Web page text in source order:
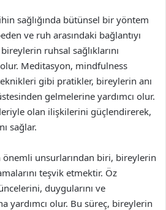
sağlığında bütünsel bir yöntem
ve ruh arasındaki bağlantıyı
ruhsal sağlıklarını
olur. Meditasyon, mindfulness
gibi pratikler, bireylerin anı
gelmelerine yardımcı olur.
olan ilişkilerini güçlendirerek,
sağlar.
önemli unsurlarından biri, bireylerin
teşvik etmektir. Öz
duygularını ve
yardımcı olur. Bu süreç, bireylerin